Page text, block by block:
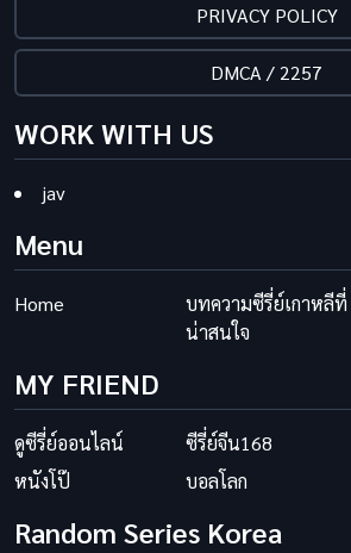
PRIVACY POLICY
DMCA / 2257
WORK WITH US
jav
Menu
Home
บทความซีรี่ย์เกาหลีที่
น่าสนใจ
MY FRIEND
ดูซีรี่ย์ออนไลน์ ซีรี่ย์จีน168
หนังโป๊
บอลโลก
Random Series Korea